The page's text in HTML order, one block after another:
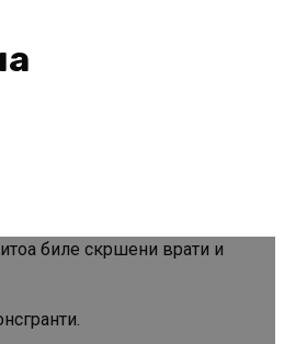
биле скршени врати и